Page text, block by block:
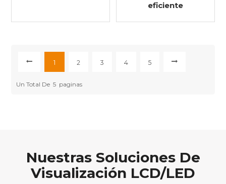
eficiente
1 2 3 4 5
Un Total De 5 Paginas
Nuestras Soluciones De
Visualización LCD/LED